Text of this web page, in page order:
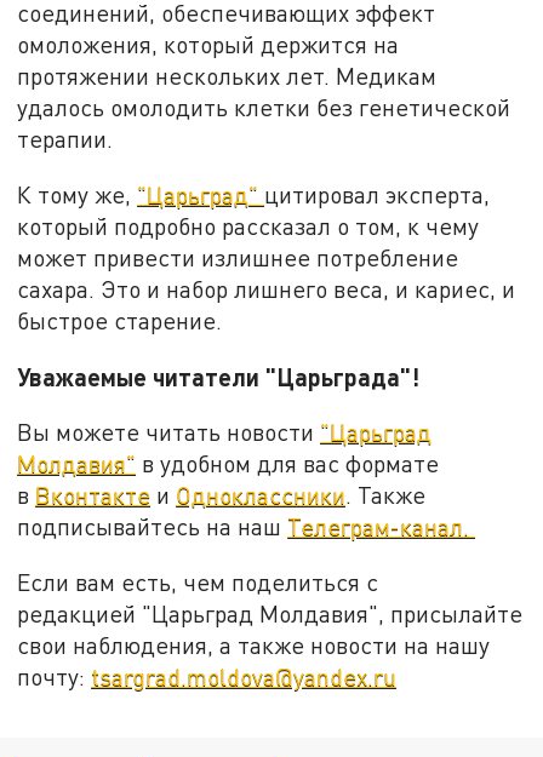
соединений, обеспечивающих эффект
омоложения, который держится на
протяжении нескольких лет. Медикам
удалось омолодить клетки без генетической
терапии.
К тому же, "Царьград" цитировал эксперта,
который подробно рассказал о том, к чему
может привести излишнее потребление
сахара. Это и набор лишнего веса, и кариес, и
быстрое старение.
Уважаемые читатели "Царьграда"!
Вы можете читать новости "Царьград
Молдавия" в удобном для вас формате
в Вконтакте и Одноклассники. Также
подписывайтесь на наш Телеграм-канал.
Если вам есть, чем поделиться с
редакцией "Царьград Молдавия", присылайте
свои наблюдения, а также новости на нашу
почту: tsargrad.moldova@yandex.ru